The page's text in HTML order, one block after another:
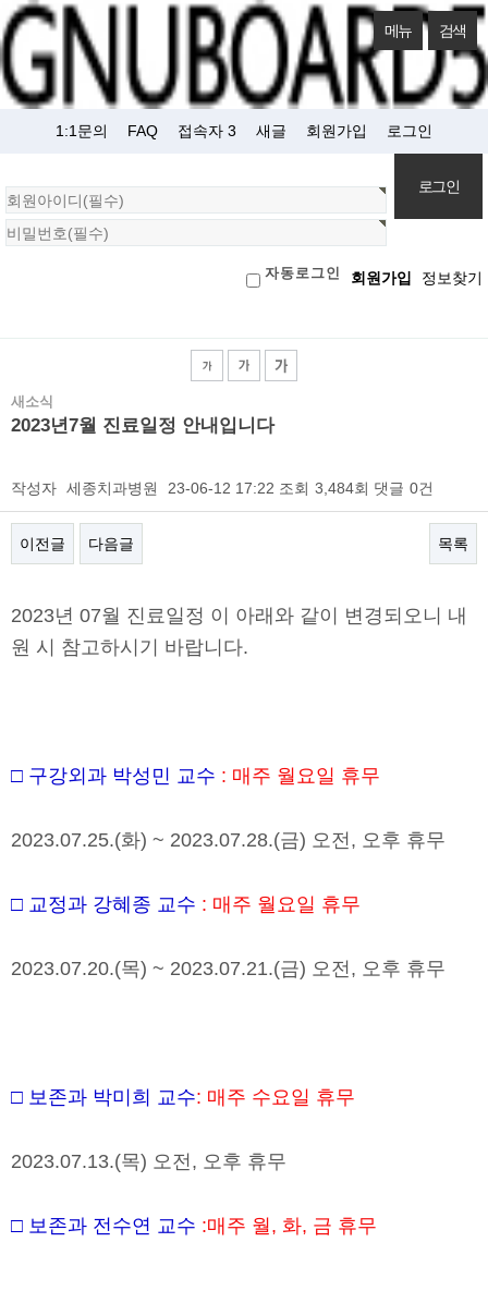
메뉴 검색
1:1문의 FAQ 접속자 3 새글 회원가입 로그인
원
로
자동로그인 회원가입 정보찾기
새소식
2023년7월 진료일정 안내입니다
작성자 세종치과병원 23-06-12 17:22 조회 3,484회 댓글 0건
이전글 다음글 목록
본문
2023년 07월 진료일정 이 아래와 같이 변경되오니 내
원 시 참고하시기 바랍니다.
□ 구강외과 박성민 교수 : 매주 월요일 휴무
2023.07.25.(화) ~ 2023.07.28.(금) 오전, 오후 휴무
□ 교정과 강혜종 교수 : 매주 월요일 휴무
2023.07.20.(목) ~ 2023.07.21.(금) 오전, 오후 휴무
□ 보존과 박미희 교수: 매주 수요일 휴무
2023.07.13.(목) 오전, 오후 휴무
□ 보존과 전수연 교수 :매주 월 , 화, 금 휴무